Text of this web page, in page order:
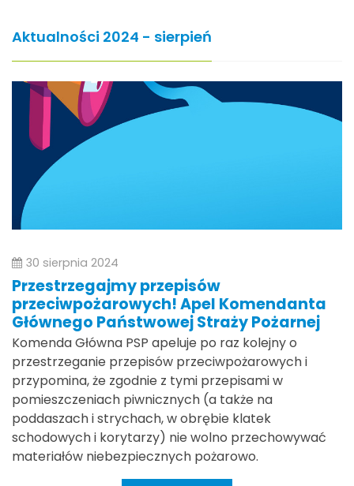
Aktualności 2024 - sierpień
30 sierpnia 2024
Przestrzegajmy przepisów
przeciwpożarowych! Apel Komendanta
Głównego Państwowej Straży Pożarnej
Komenda Główna PSP apeluje po raz kolejny o
przestrzeganie przepisów przeciwpożarowych i
przypomina, że zgodnie z tymi przepisami w
pomieszczeniach piwnicznych (a także na
poddaszach i strychach, w obrębie klatek
schodowych i korytarzy) nie wolno przechowywać
materiałów niebezpiecznych pożarowo.